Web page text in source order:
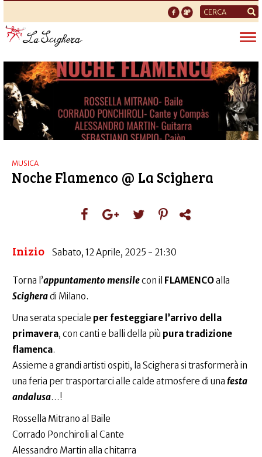
Form
di
ricerca
MUSICA
Noche Flamenco @ La Scighera
Inizio Sabato, 12 Aprile, 2025 - 21:30
Torna l’appuntamento mensilecon il FLAMENCOalla
Scigheradi Milano.
Una serata speciale per festeggiare l’arrivo della
primavera, con canti e balli della più pura tradizione
flamenca.
Assieme a grandi artisti ospiti, la Scighera si trasformerà in
una feria per trasportarci alle calde atmosfere di una festa
andalusa…!
Rossella Mitrano al Baile
Corrado Ponchiroli al Cante
Alessandro Martin alla chitarra